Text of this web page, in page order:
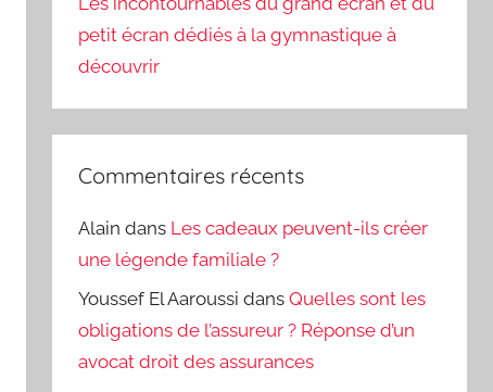
petit écran dédiés à la gymnastique à
découvrir
Commentaires récents
Alain dans Les cadeaux peuvent-ils créer
une légende familiale ?
Youssef El Aaroussi dansQuelles sont les
obligations de l’assureur ? Réponse d’un
avocat droit des assurances